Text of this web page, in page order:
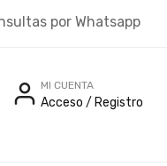
por Whatsapp
MI CUENTA
Acceso / Registro